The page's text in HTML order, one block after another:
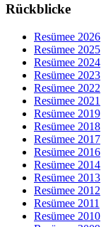
Rückblicke
Resümee 2026
Resümee 2025
Resümee 2024
Resümee 2023
Resümee 2022
Resümee 2021
Resümee 2019
Resümee 2018
Resümee 2017
Resümee 2016
Resümee 2014
Resümee 2013
Resümee 2012
Resümee 2011
Resümee 2010